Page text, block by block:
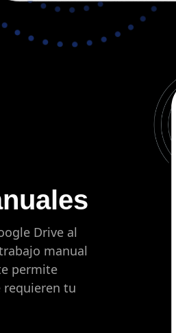
Drive al
manual
permite
requieren tu